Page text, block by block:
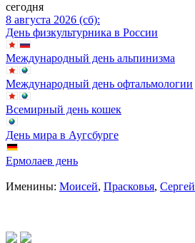
сегодня
8 августа 2026 (сб):
День физкультурника в России
Международный день альпинизма
Международный день офтальмологии
Всемирный день кошек
День мира в Аугсбурге
Ермолаев день
Именины: Моисей, Прасковья, Сергей